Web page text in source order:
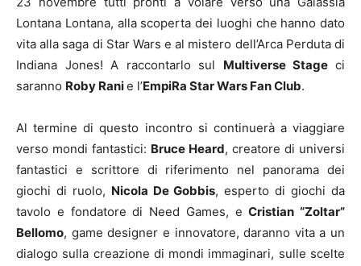
Lontana Lontana, alla scoperta dei luoghi che hanno dato
vita alla saga di Star Wars e al mistero dell’Arca Perduta di
Indiana Jones! A raccontarlo sul Multiverse Stageci
saranno Roby Ranie l’EmpiRa Star Wars Fan Club.
Al termine di questo incontro si continuerà a viaggiare
verso mondi fantastici: Bruce Heard, creatore di universi
fantastici e scrittore di riferimento nel panorama dei
giochi di ruolo, Nicola De Gobbis, esperto di giochi da
tavolo e fondatore di Need Games, eCristian “Zoltar”
Bellomo, game designer e innovatore, daranno vita a un
dialogo sulla creazione di mondi immaginari, sulle scelte